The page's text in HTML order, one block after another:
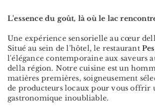
L'essence du goût, là où le lac
Une expérience sensorielle au cœur
Situé au sein de l'hôtel, le restaurant
l'élégance contemporaine aux saveurs
della région. Notre cuisine est un
matières premières, soigneusement
de producteurs locaux pour vous offrir
gastronomique inoubliable.